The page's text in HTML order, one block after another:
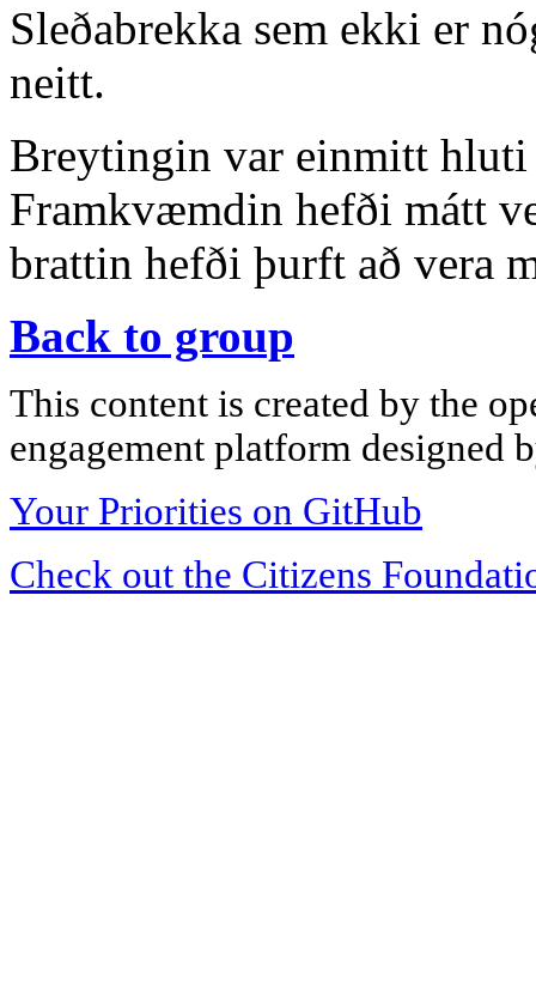
Sleðabrekka sem ekki er
neitt.
Breytingin var einmitt
Framkvæmdin hefði mátt
brattin hefði þurft að vera
Back to group
This content is created by the
engagement platform designed
Your Priorities on GitHub
Check out the Citizens